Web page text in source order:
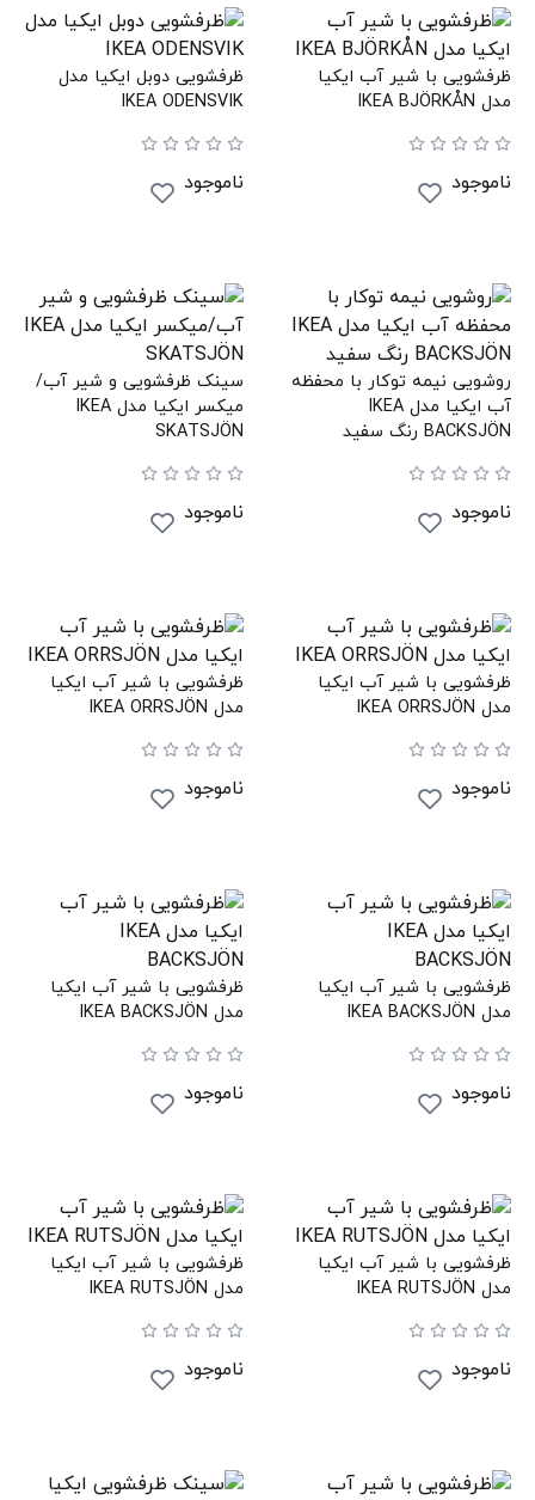
ظرفشویی با شیر آب ایکیا
مدل IKEA BJÖRKÅN
ناموجود
ظرفشویی دوبل ایکیا مدل
IKEA ODENSVIK
ناموجود
روشویی نیمه توکار با محفظه
آب ایکیا مدل IKEA
BACKSJÖN رنگ سفید
ناموجود
سینک ظرفشویی و شیر آب/
میکسر ایکیا مدل IKEA
SKATSJÖN
ناموجود
ظرفشویی با شیر آب ایکیا
مدل IKEA ORRSJÖN
ناموجود
ظرفشویی با شیر آب ایکیا
مدل IKEA ORRSJÖN
ناموجود
ظرفشویی با شیر آب ایکیا
مدل IKEA BACKSJÖN
ناموجود
ظرفشویی با شیر آب ایکیا
مدل IKEA BACKSJÖN
ناموجود
ظرفشویی با شیر آب ایکیا
مدل IKEA RUTSJÖN
ناموجود
ظرفشویی با شیر آب ایکیا
مدل IKEA RUTSJÖN
ناموجود